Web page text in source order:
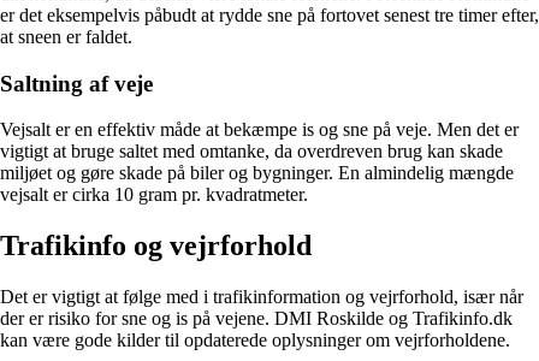
er det eksempelvis påbudt at rydde sne på fortovet senest tre timer efter,
at sneen er faldet.
Saltning af veje
Vejsalt er en effektiv måde at bekæmpe is og sne på veje. Men det er
vigtigt at bruge saltet med omtanke, da overdreven brug kan skade
miljøet og gøre skade på biler og bygninger. En almindelig mængde
vejsalt er cirka 10 gram pr. kvadratmeter.
Trafikinfo og vejrforhold
Det er vigtigt at følge med i trafikinformation og vejrforhold, især når
der er risiko for sne og is på vejene. DMI Roskilde og Trafikinfo.dk
kan være gode kilder til opdaterede oplysninger om vejrforholdene.